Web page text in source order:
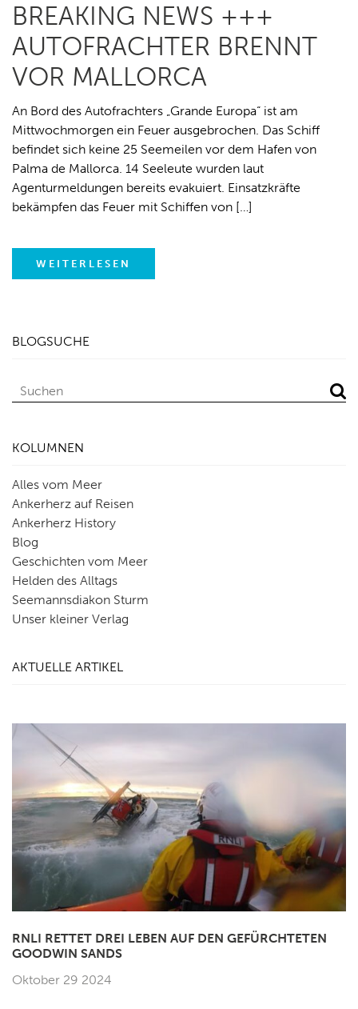
BREAKING NEWS +++
AUTOFRACHTER BRENNT
VOR MALLORCA
An Bord des Autofrachters „Grande Europa“ ist am
Mittwochmorgen ein Feuer ausgebrochen. Das Schiff
befindet sich keine 25 Seemeilen vor dem Hafen von
Palma de Mallorca. 14 Seeleute wurden laut
Agenturmeldungen bereits evakuiert. Einsatzkräfte
bekämpfen das Feuer mit Schiffen von […]
WEITERLESEN
BLOGSUCHE
KOLUMNEN
Alles vom Meer
Ankerherz auf Reisen
Ankerherz History
Blog
Geschichten vom Meer
Helden des Alltags
Seemannsdiakon Sturm
Unser kleiner Verlag
AKTUELLE ARTIKEL
RNLI RETTET DREI LEBEN AUF DEN GEFÜRCHTETEN
GOODWIN SANDS
Oktober 29 2024